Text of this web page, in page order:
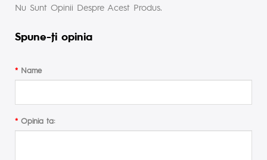
Nu Sunt Opinii Despre Acest Produs.
Spune-ţi opinia
Name
Opinia ta: